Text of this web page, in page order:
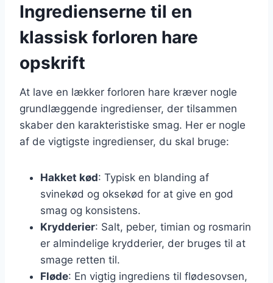
Ingredienserne til en
klassisk forloren hare
opskrift
At lave en lækker forloren hare kræver nogle
grundlæggende ingredienser, der tilsammen
skaber den karakteristiske smag. Her er nogle
af de vigtigste ingredienser, du skal bruge:
Hakket kød: Typisk en blanding af
svinekød og oksekød for at give en god
smag og konsistens.
Krydderier: Salt, peber, timian og rosmarin
er almindelige krydderier, der bruges til at
smage retten til.
Fløde: En vigtig ingrediens til flødesovsen,